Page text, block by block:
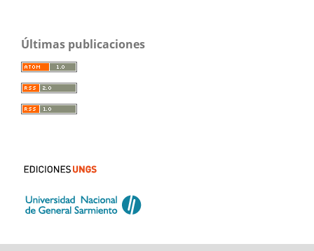
Últimas publicaciones